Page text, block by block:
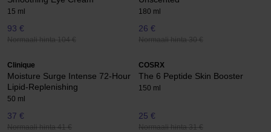
15 ml
93 €
Normaali hinta 104 €
180 ml
26 €
Normaali hinta 30 €
Clinique
Moisture Surge Intense 72-Hour
Lipid-Replenishing
50 ml
37 €
Normaali hinta 41 €
COSRX
The 6 Peptide Skin Booster
150 ml
25 €
Normaali hinta 31 €